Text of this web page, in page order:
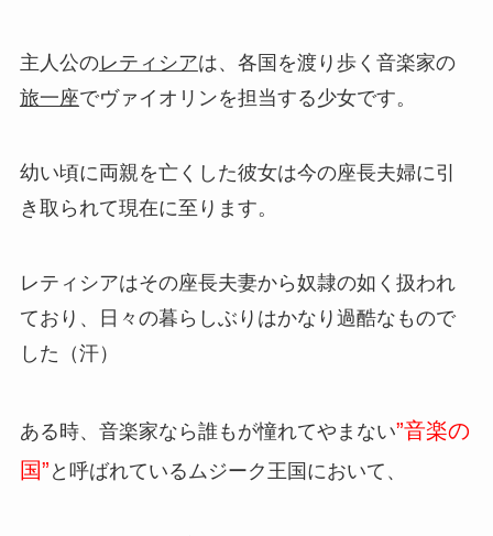
主人公のレティシアは、各国を渡り歩く音楽家の
旅一座でヴァイオリンを担当する少女です。
幼い頃に両親を亡くした彼女は今の座長夫婦に引
き取られて現在に至ります。
レティシアはその座長夫妻から奴隷の如く扱われ
ており、日々の暮らしぶりはかなり過酷なもので
した（汗）
ある時、音楽家なら誰もが憧れてやまない”音楽の
国” と呼ばれているムジーク王国において、